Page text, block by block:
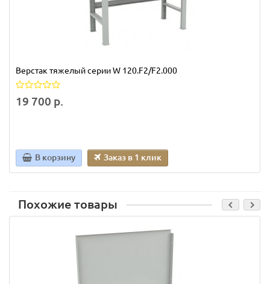
Верстак тяжелый серии W 120.F2/F2.000
19 700 р.
В корзину Заказ в 1 клик
Похожие товары